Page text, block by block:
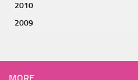
2010
2009